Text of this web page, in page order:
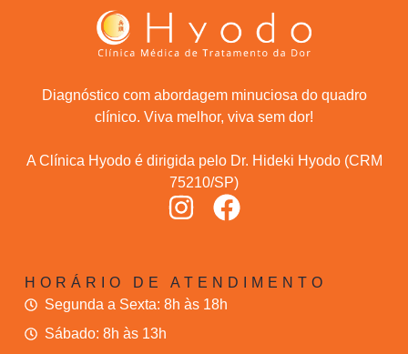
Diagnóstico com abordagem minuciosa do quadro
clínico. Viva melhor, viva sem dor!
A Clínica Hyodo é dirigida pelo Dr. Hideki Hyodo (CRM
75210/SP)
HORÁRIO DE ATENDIMENTO
Segunda a Sexta: 8h às 18h
Sábado: 8h às 13h